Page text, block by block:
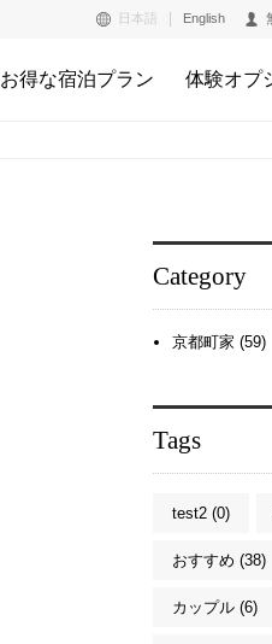
日本語 English
お得な宿泊プラン 体験オプ
Category
京都町家 (59)
Tags
test2 (0)
おすすめ (38)
カップル (6)